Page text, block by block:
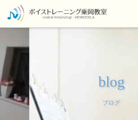
blog
ブログ